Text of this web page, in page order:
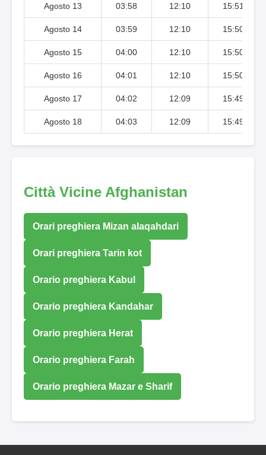
Agosto 13 03:58 12:10 15:51
Agosto 14 03:59 12:10 15:50
Agosto 15 04:00 12:10 15:50
Agosto 16 04:01 12:10 15:50
Agosto 17 04:02 12:09 15:49
Agosto 18 04:03 12:09 15:49
Città Vicine Afghanistan
Orari preghiera Mizan alaqahdari
Orari preghiera Tarin kot
Orario preghiera Kabul
Orario preghiera Kandahar
Orario preghiera Herat
Orario preghiera Farah
Orario preghiera Mazar e Sharif